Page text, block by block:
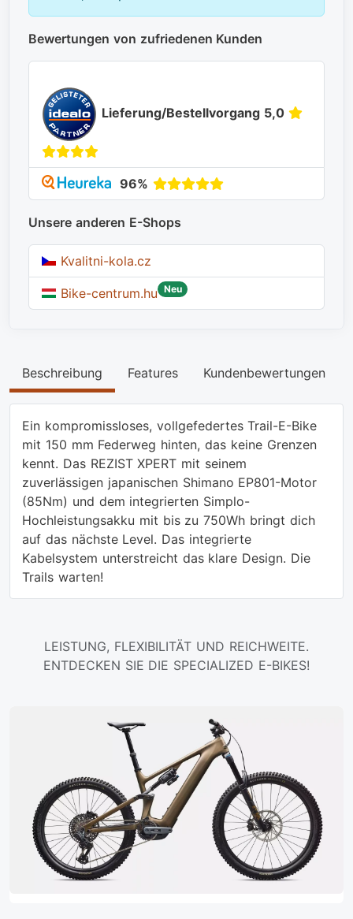
Bewertungen von zufriedenen Kunden
Lieferung/Bestellvorgang 5,0
96%
Unsere anderen E-Shops
Kvalitni-kola.cz
Bike-centrum.hu Neu
Beschreibung Features Kundenbewertungen
Ein kompromissloses, vollgefedertes Trail-E-Bike
mit 150 mm Federweg hinten, das keine Grenzen
kennt. Das REZIST XPERT mit seinem
zuverlässigen japanischen Shimano EP801-Motor
(85Nm) und dem integrierten Simplo-
Hochleistungsakku mit bis zu 750Wh bringt dich
auf das nächste Level. Das integrierte
Kabelsystem unterstreicht das klare Design. Die
Trails warten!
LEISTUNG, FLEXIBILITÄT UND REICHWEITE.
ENTDECKEN SIE DIE SPECIALIZED E-BIKES!